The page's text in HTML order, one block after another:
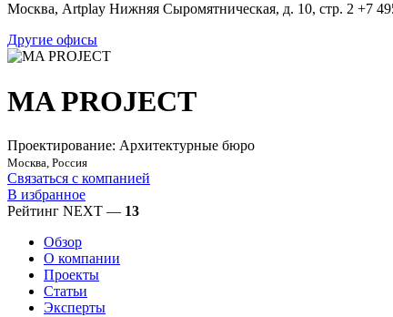
Москва, Artplay Нижняя Сыромятническая, д. 10, стр. 2 +7
Другие офисы
MA PROJECT
Проектирование: Архитектурные бюро
Москва, Россия
Связаться с компанией
В избранное
Рейтинг NEXT — 13
Обзор
О компании
Проекты
Статьи
Эксперты